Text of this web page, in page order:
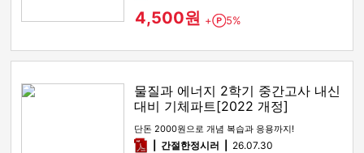
4,500원 + Point
5%
물질과 에너지 2학기 중간고사 내신
대비 기체파트[2022 개정]
단돈 2000원으로 개념 복습과 응용까지!
pdf간절한정시러 26.07.30